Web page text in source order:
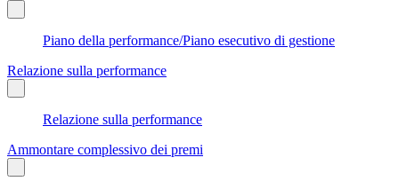
Piano della performance/Piano esecutivo di gestione
Relazione sulla performance
Relazione sulla performance
Ammontare complessivo dei premi